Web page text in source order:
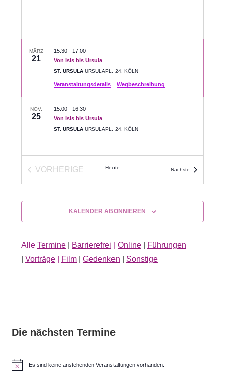
MÄRZ
21 Von Isis bis Ursula
15:30 - 17:00
ST. URSULA URSULAPL. 24, KÖLN
Veranstaltungsdetails Wegbeschreibung
NOV.
25 Von Isis bis Ursula
15:00 - 16:30
ST. URSULA URSULAPL. 24, KÖLN
VORHERIGE
Heute Nächste
KALENDER ABONNIEREN
Alle Termine Barrierefrei Online
Führungen
Vorträge Film Gedenken Sonstige
Die nächsten Termine
Es sind keine anstehenden Veranstaltungen vorhanden.